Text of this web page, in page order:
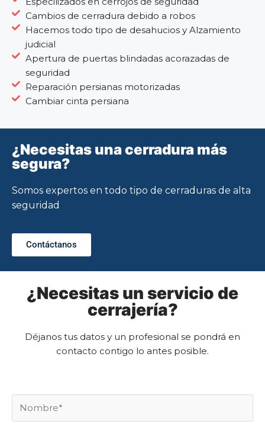
Cambios de cerradura debido a robos
Hacemos todo tipo de desahucios y Alzamiento
judicial
Apertura de puertas blindadas acorazadas de
seguridad
Reparación persianas motorizadas
Cambiar cinta persiana
¿Necesitas una cerradura más
segura?
Somos expertos en todo tipo de cerraduras de alta
seguridad
Contáctanos
¿Necesitas un servicio de
cerrajería?
Déjanos tus datos y un profesional se pondrá en
contacto contigo lo antes posible.